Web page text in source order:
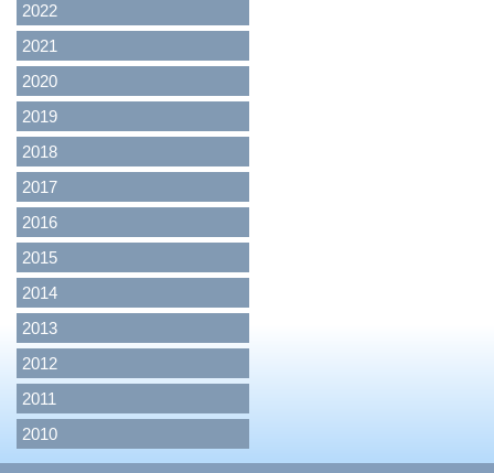
2022
2021
2020
2019
2018
2017
2016
2015
2014
2013
2012
2011
2010